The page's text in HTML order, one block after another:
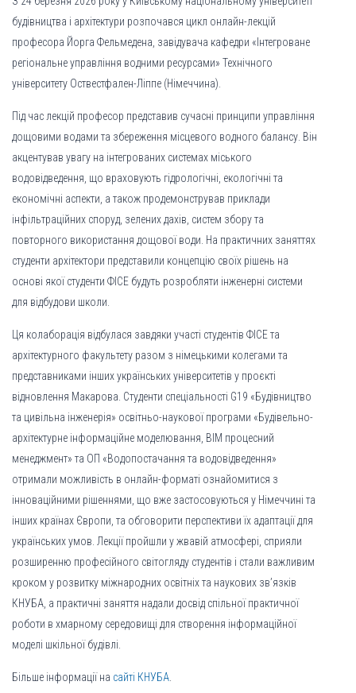
будівництва і архітектури розпочався цикл онлайн-лекцій
професора Йорга Фельмедена, завідувача кафедри «Інтегроване
регіональне управління водними ресурсами» Технічного
університету Оствестфален-Ліппе (Німеччина).
Під час лекцій професор представив сучасні принципи управління
дощовими водами та збереження місцевого водного балансу. Він
акцентував увагу на інтегрованих системах міського
водовідведення, що враховують гідрологічні, екологічні та
економічні аспекти, а також продемонстрував приклади
інфільтраційних споруд, зелених дахів, систем збору та
повторного використання дощової води. На практичних заняттях
студенти архітектори представили концепцію своїх рішень на
основі якої студенти ФІСЕ будуть розробляти інженерні системи
для відбудови школи.
Ця колаборація відбулася завдяки участі студентів ФІСЕ та
архітектурного факультету разом з німецькими колегами та
представниками інших українських університетів у проєкті
відновлення Макарова. Студенти спеціальності G19 «Будівництво
та цивільна інженерія» освітньо-наукової програми «Будівельно-
архітектурне інформаційне моделювання, BIM процесний
менеджмент» та ОП «Водопостачання та водовідведення»
отримали можливість в онлайн-форматі ознайомитися з
інноваційними рішеннями, що вже застосовуються у Німеччині та
інших країнах Європи, та обговорити перспективи їх адаптації для
українських умов. Лекції пройшли у жвавій атмосфері, сприяли
розширенню професійного світогляду студентів і стали важливим
кроком у розвитку міжнародних освітніх та наукових зв’язків
КНУБА, а практичні заняття надали досвід спільної практичної
роботи в хмарному середовищі для створення інформаційної
моделі шкільної будівлі.
Більше інформації на сайті КНУБА